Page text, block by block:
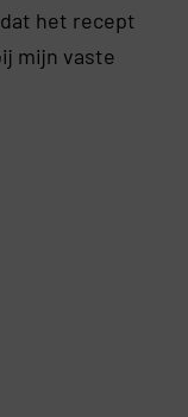
het recept
mijn vaste